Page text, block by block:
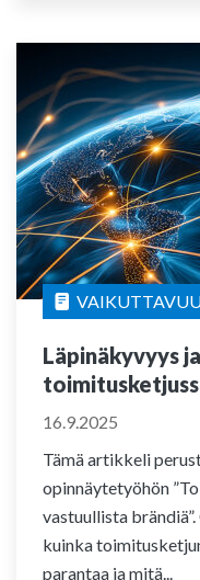
Läpinäkyvyys
16.9.2025
Tämä artikkeli
opinnäytetyöhön
vastuullista
kuinka
parantaa ja mitä...